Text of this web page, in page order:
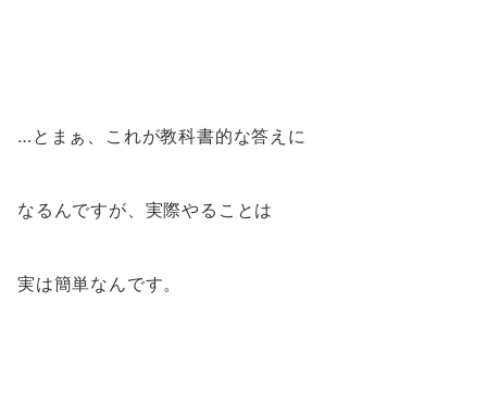
…とまぁ、これが教科書的な答えに
なるんですが、実際やることは
実は簡単なんです。